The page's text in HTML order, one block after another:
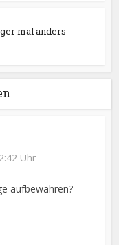
mal anders
Uhr
aufbewahren?